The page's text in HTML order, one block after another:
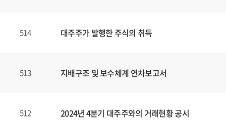
514 대주주가 발행한 주식의 취득
513 지배구조 및 보수체계 연차보고서
512 2024년 4분기 대주주와의 거래현황 공시